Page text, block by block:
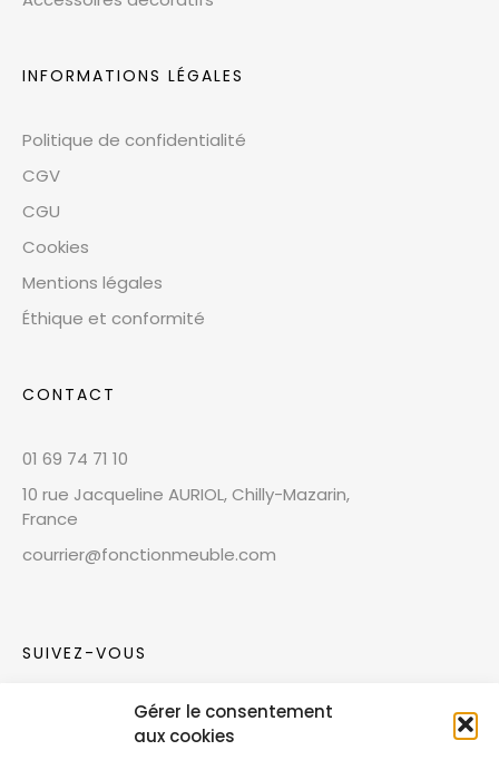
Gérer le consentement
aux cookies
INFORMATIONS LÉGALES
Politique de confidentialité
CGV
CGU
Cookies
Mentions légales
Éthique et conformité
CONTACT
01 69 74 71 10
10 rue Jacqueline AURIOL, Chilly-Mazarin,
France
courrier@fonctionmeuble.com
SUIVEZ-VOUS
Rejoignez notre communauté sur les réseaux